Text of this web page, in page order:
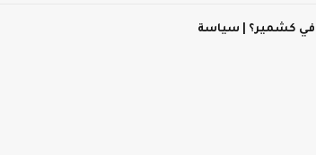
في كشمير؟ | سياسة